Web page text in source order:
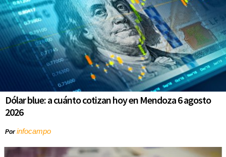
Dólar blue: a cuánto cotizan hoy en Mendoza 6 agosto
2026
Porinfocampo